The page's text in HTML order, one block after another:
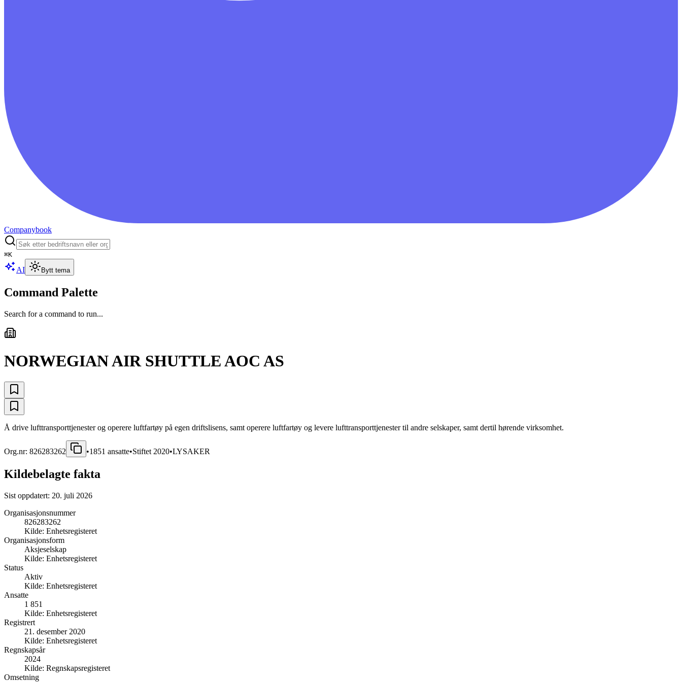
Companybook
⌘K
AI Bytt tema
Command Palette
Search for a command to run...
NORWEGIAN AIR SHUTTLE AOC AS
Å drive lufttransporttjenester og operere luftfartøy på egen driftslisens, samt operere luftfartøy og levere lufttransporttjenester til andre selskaper, samt dertil hørende virksomhet.
Org.nr: 826283262 •1851 ansatte•Stiftet 2020•LYSAKER
Kildebelagte fakta
Sist oppdatert: 20. juli 2026
Organisasjonsnummer
826283262
Kilde: Enhetsregisteret
Organisasjonsform
Aksjeselskap
Kilde: Enhetsregisteret
Status
Aktiv
Kilde: Enhetsregisteret
Ansatte
1 851
Kilde: Enhetsregisteret
Registrert
21. desember 2020
Kilde: Enhetsregisteret
Regnskapsår
2024
Kilde: Regnskapsregisteret
Omsetning